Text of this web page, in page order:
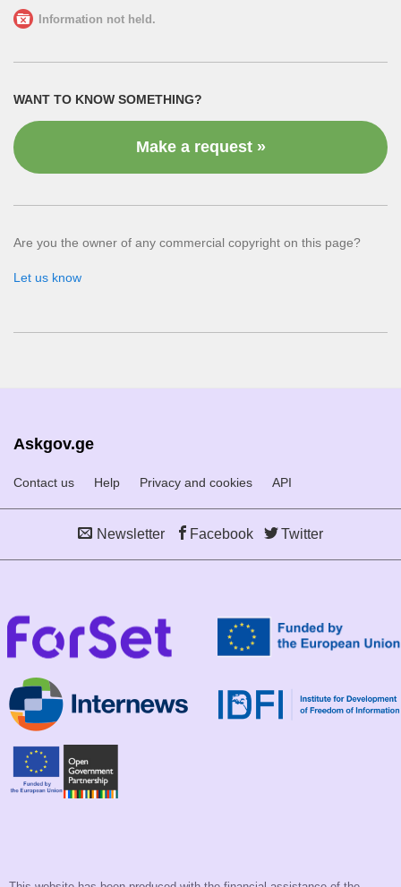
Information not held.
WANT TO KNOW SOMETHING?
Make a request »
Are you the owner of any commercial copyright on this page?
Let us know
Askgov.ge
Contact us Help Privacy and cookies API
Newsletter Facebook Twitter